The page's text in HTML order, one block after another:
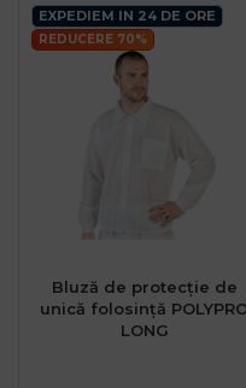
EXPEDIEM IN 24 DE ORE
REDUCERE 70%
Bluză de protecție de
unică folosință
LONG